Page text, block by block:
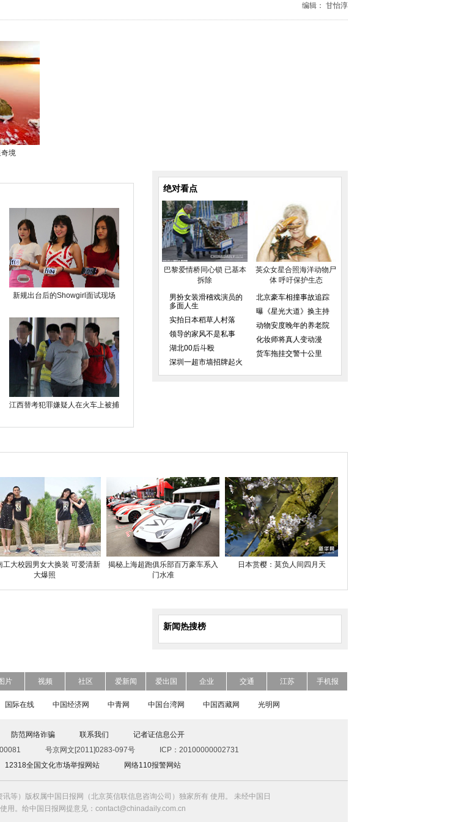
编辑： 甘怡淳
境
新规出台后的Showgirl面试现场
江西替考犯罪嫌疑人在火车上被捕
绝对看点
巴黎爱情桥同心锁 已基本
拆除
英众女星合照海洋动物尸
体 呼吁保护生态
男扮女装滑稽戏演员的
多面人生
实拍日本稻草人村落
领导的家风不是私事
湖北00后斗殴
深圳一超市墙招牌起火
北京豪车相撞事故追踪
曝《星光大道》换主持
动物安度晚年的养老院
化妆师将真人变动漫
货车拖挂交警十公里
工大校园男女大换装 可爱清新
大爆照
揭秘上海超跑俱乐部百万豪车系入
门水准
日本赏樱：莫负人间四月天
新闻热搜榜
片 视频 社区 爱新闻 爱出国 企业 交通 江苏 手机报
国际在线 中国经济网 中青网 中国台湾网 中国西藏网 光明网
防范网络诈骗 联系我们
记者证信息公开
号京网文[2011]0283-097号
ICP：20100000002731
12318全国文化市场举报网站 网络110报警网站
等）版权属中国日报网（北京英信联信息咨询公司）独家所有 使用。 未经中国日
用。给中国日报网提意见：contact@chinadaily.com.cn